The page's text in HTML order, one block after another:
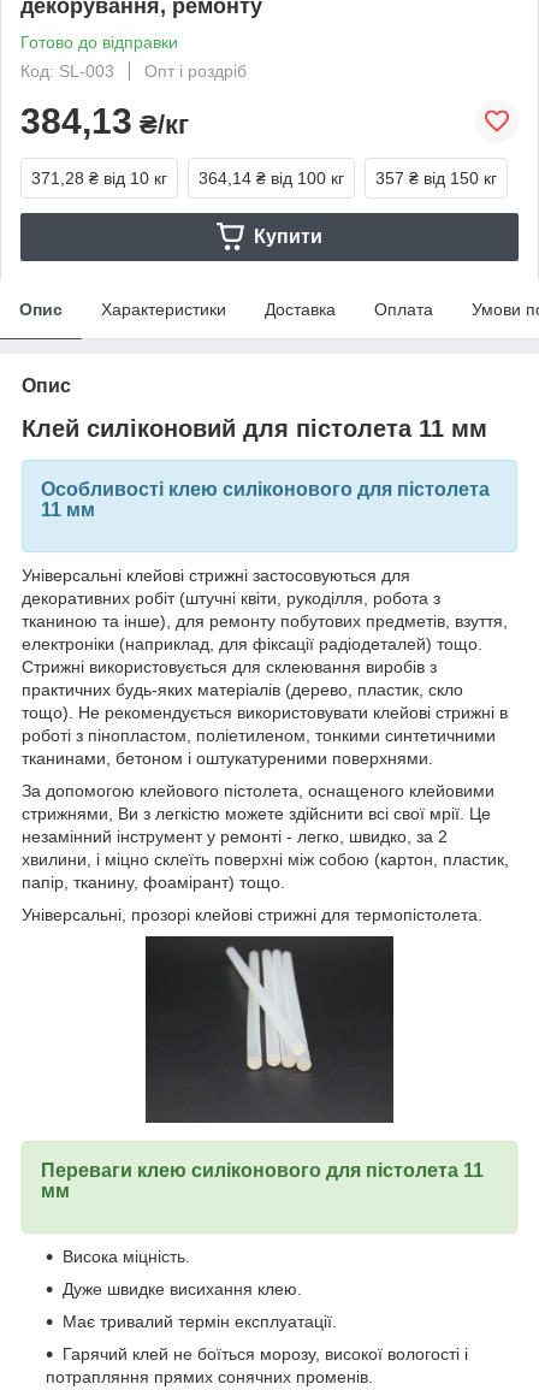
декорування, ремонту
Готово до відправки
Код: SL-003
Опт і роздріб
384,13 ₴/кг
371,28 ₴ від 10 кг 364,14 ₴ від 100 кг 357 ₴ від 150 кг
Купити
Опис Характеристики Доставка Оплата Умови
Опис
Клей силіконовий для пістолета 11 мм
Особливості клею силіконового для пістолета
11 мм
Універсальні клейові стрижні застосовуються для
декоративних робіт (штучні квіти, рукоділля, робота з
тканиною та інше), для ремонту побутових предметів, взуття,
електроніки (наприклад, для фіксації радіодеталей) тощо.
Стрижні використовується для склеювання виробів з
практичних будь-яких матеріалів (дерево, пластик, скло
тощо). Не рекомендується використовувати клейові стрижні в
роботі з пінопластом, поліетиленом, тонкими синтетичними
тканинами, бетоном і оштукатуреними поверхнями.
За допомогою клейового пістолета, оснащеного клейовими
стрижнями, Ви з легкістю можете здійснити всі свої мрії. Це
незамінний інструмент у ремонті - легко, швидко, за 2
хвилини, і міцно склеїть поверхні між собою (картон, пластик,
папір, тканину, фоамірант) тощо.
Універсальні, прозорі клейові стрижні для термопістолета.
Переваги клею силіконового для пістолета 11
мм
Висока міцність.
Дуже швидке висихання клею.
Має тривалий термін експлуатації.
Гарячий клей не боїться морозу, високої вологості і
потрапляння прямих сонячних променів.